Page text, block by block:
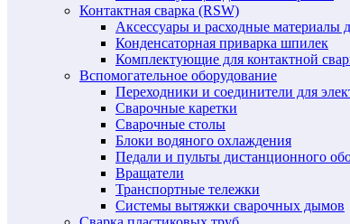
Контактная сварка (RSW)
Аксессуары и расходные материалы
Конденсаторная приварка шпилек
Комплектующие для контактной
Вспомогательное оборудование
Переходники и соединители для
Сварочные каретки
Сварочные столы
Блоки водяного охлаждения
Педали и пульты дистанционного
Вращатели
Транспортные тележки
Системы вытяжки сварочных дымов